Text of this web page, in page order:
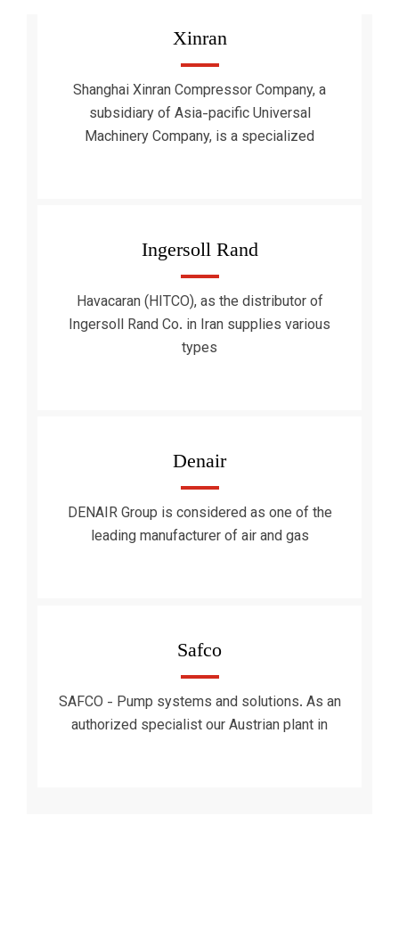
Xinran
Shanghai Xinran Compressor Company, a
subsidiary of Asia-pacific Universal
Machinery Company, is a specialized
Ingersoll Rand
Havacaran (HITCO), as the distributor of
Ingersoll Rand Co. in Iran supplies various
types
Denair
DENAIR Group is considered as one of the
leading manufacturer of air and gas
Safco
SAFCO - Pump systems and solutions. As an
authorized specialist our Austrian plant in